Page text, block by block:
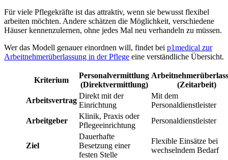
Für viele Pflegekräfte ist das attraktiv, wenn sie bewusst flexibel
arbeiten möchten. Andere schätzen die Möglichkeit, verschiedene
Häuser kennenzulernen, ohne jedes Mal neu verhandeln zu müssen.
Wer das Modell genauer einordnen will, findet bei p1medical zur
Arbeitnehmerüberlassung in der Pflege eine verständliche Übersicht.
Kriterium
Personalvermittlung
(Direktvermittlung)
(Zeitarbeit)
Arbeitsvertrag
Direkt mit der
Einrichtung
Mit dem
Personaldienstleister
Arbeitgeber
Klinik, Praxis oder
Pflegeeinrichtung
Personaldienstleister
Ziel
Dauerhafte
Besetzung einer
festen Stelle
Flexible Einsätze bei
wechselndem Bedarf